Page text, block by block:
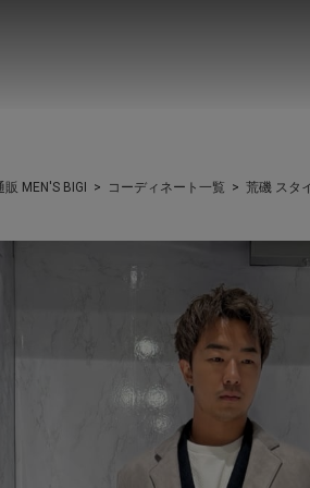
MEN'S BIGI コーディネート一覧 荒磯 スタ